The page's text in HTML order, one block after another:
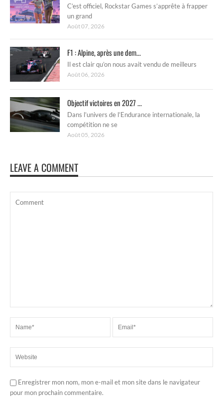
C’est officiel, Rockstar Games s’apprête à frapper
un grand
Août 07, 2026
F1 : Alpine, après une dem...
Il est clair qu’on nous avait vendu de meilleurs
Août 06, 2026
Objectif victoires en 2027 ...
Dans l’univers de l’Endurance internationale, la
compétition ne se
Août 05, 2026
LEAVE A COMMENT
Enregistrer mon nom, mon e-mail et mon site dans le navigateur
pour mon prochain commentaire.